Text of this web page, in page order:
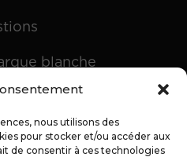
nous utilisons des
pour stocker et/ou accéder aux
de consentir à ces technologies
blanche